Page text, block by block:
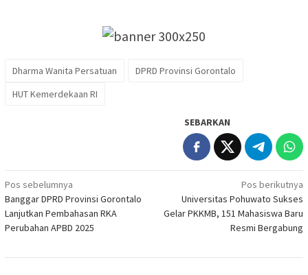
Dharma Wanita Persatuan
DPRD Provinsi Gorontalo
HUT Kemerdekaan RI
SEBARKAN
Navigasi
pos
Pos sebelumnya
Banggar DPRD Provinsi Gorontalo
Lanjutkan Pembahasan RKA
Perubahan APBD 2025
Pos berikutnya
Universitas Pohuwato Sukses
Gelar PKKMB, 151 Mahasiswa Baru
Resmi Bergabung